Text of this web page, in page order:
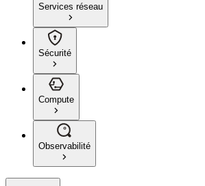
Services réseau
Sécurité
Compute
Observabilité